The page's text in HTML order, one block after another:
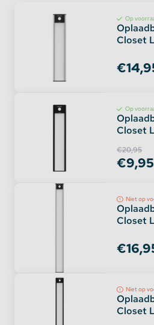
Op
Closet
Op
Closet
€20,95
€9,95
Niet op
Closet
Niet op
Closet